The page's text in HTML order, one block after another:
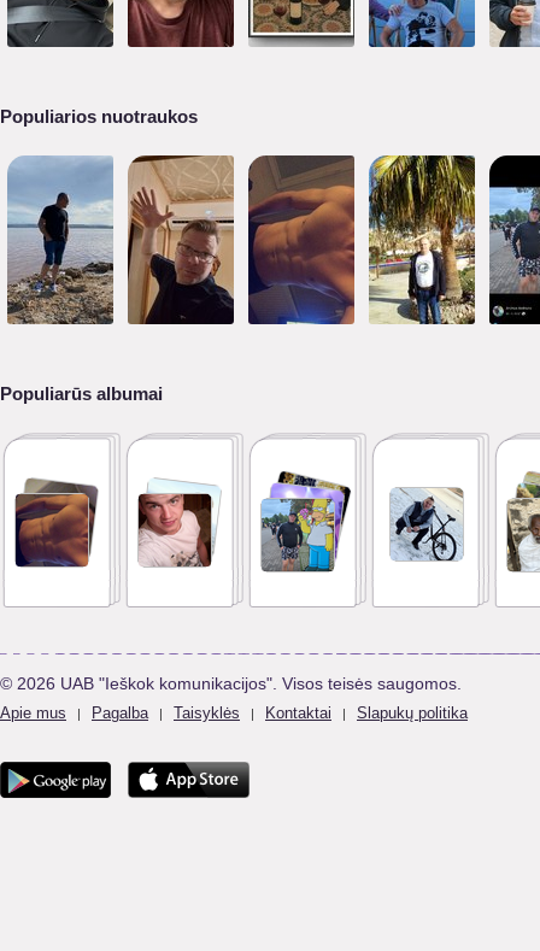
Populiarios nuotraukos
Populiarūs albumai
© 2026 UAB "Ieškok komunikacijos". Visos teisės saugomos.
Apie mus | Pagalba | Taisyklės | Kontaktai | Slapukų politika